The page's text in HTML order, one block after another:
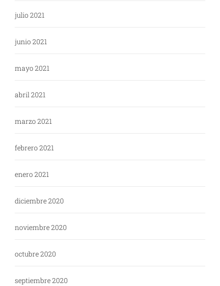
julio 2021
junio 2021
mayo 2021
abril 2021
marzo 2021
febrero 2021
enero 2021
diciembre 2020
noviembre 2020
octubre 2020
septiembre 2020